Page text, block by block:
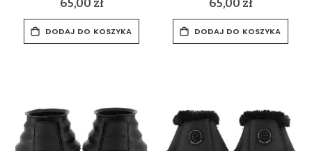
65,00 zł
DODAJ DO KOSZYKA
65,00 zł
DODAJ DO KOSZYKA